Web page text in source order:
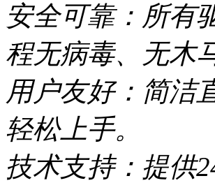
安全可靠：所有
程无病毒、无木
用户友好：简洁
轻松上手。
技术支持：提供